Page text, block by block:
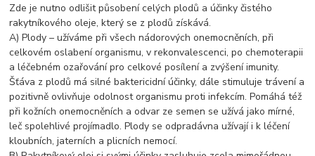
Zde je nutno odlišit působení celých plodů a účinky čistého
rakytníkového oleje, který se z plodů získává.
A) Plody – užíváme při všech nádorových onemocněních, při
celkovém oslabení organismu, v rekonvalescenci, po chemoterapii
a léčebném ozařování pro celkové posílení a zvýšení imunity.
Šťáva z plodů má silné baktericidní účinky, dále stimuluje trávení a
pozitivně ovlivňuje odolnost organismu proti infekcím. Pomáhá též
při kožních onemocněních a odvar ze semen se užívá jako mírné,
leč spolehlivé projímadlo. Plody se odpradávna užívají i k léčení
kloubních, jaterních a plicních nemocí.